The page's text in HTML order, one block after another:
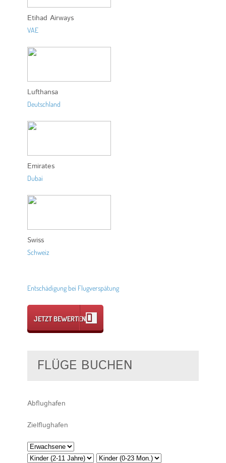
Etihad Airways
VAE
Lufthansa
Deutschland
Emirates
Dubai
Swiss
Schweiz
Entschädigung bei Flugverspätung
JETZT BEWERTEN
FLÜGE BUCHEN